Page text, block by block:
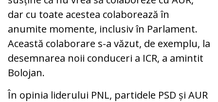
dar cu toate acestea colaborează în
anumite momente, inclusiv în Parlament.
Această colaborare s-a văzut, de exemplu, la
desemnarea noii conduceri a ICR, a amintit
Bolojan.
În opinia liderului PNL, partidele PSD și AUR